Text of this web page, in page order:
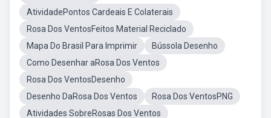
AtividadePontos Cardeais E Colaterais
Rosa Dos VentosFeitos Material Reciclado
Mapa Do Brasil Para Imprimir
Bússola Desenho
Como Desenhar aRosa Dos Ventos
Rosa Dos VentosDesenho
Desenho DaRosa Dos Ventos
Rosa Dos VentosPNG
Atividades SobreRosas Dos Ventos